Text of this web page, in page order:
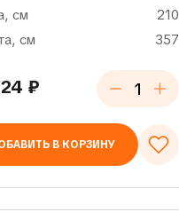
см
210
см
357
₽
В КОРЗИНУ